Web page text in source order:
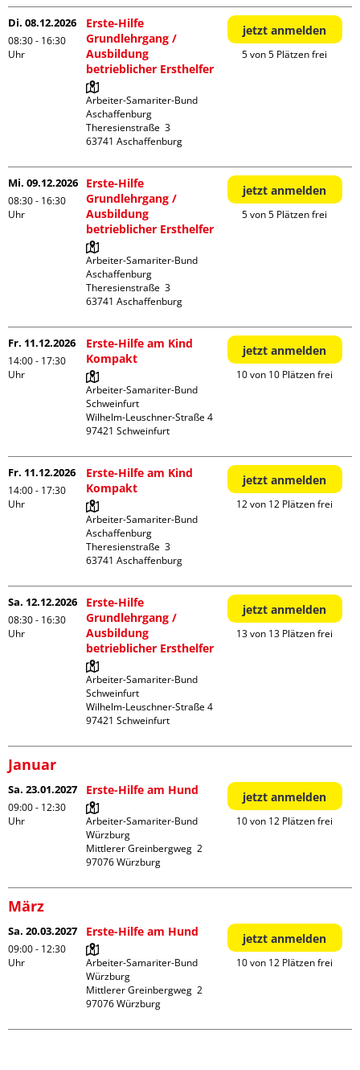
Di. 08.12.2026
08:30 - 16:30
Uhr
Erste-Hilfe
Grundlehrgang /
Ausbildung
betrieblicher Ersthelfer
Arbeiter-Samariter-Bund
Aschaffenburg
Theresienstraße  3
jetzt anmelden
5 von 5 Plätzen frei
Mi. 09.12.2026
08:30 - 16:30
Uhr
Erste-Hilfe
Grundlehrgang /
Ausbildung
betrieblicher Ersthelfer
Arbeiter-Samariter-Bund
Aschaffenburg
Theresienstraße  3
jetzt anmelden
5 von 5 Plätzen frei
Fr. 11.12.2026
14:00 - 17:30
Uhr
Erste-Hilfe am Kind
Kompakt
Arbeiter-Samariter-Bund
Schweinfurt
Wilhelm-Leuschner-Straße 4
jetzt anmelden
10 von 10 Plätzen frei
Fr. 11.12.2026
14:00 - 17:30
Uhr
Erste-Hilfe am Kind
Kompakt
Arbeiter-Samariter-Bund
Aschaffenburg
Theresienstraße  3
jetzt anmelden
12 von 12 Plätzen frei
Sa. 12.12.2026
08:30 - 16:30
Uhr
Erste-Hilfe
Grundlehrgang /
Ausbildung
betrieblicher Ersthelfer
Arbeiter-Samariter-Bund
Schweinfurt
Wilhelm-Leuschner-Straße 4
jetzt anmelden
13 von 13 Plätzen frei
Januar
Sa. 23.01.2027
09:00 - 12:30
Uhr
Erste-Hilfe am Hund
Arbeiter-Samariter-Bund
Würzburg
Mittlerer Greinbergweg  2
jetzt anmelden
10 von 12 Plätzen frei
März
Sa. 20.03.2027
09:00 - 12:30
Uhr
Erste-Hilfe am Hund
Arbeiter-Samariter-Bund
Würzburg
Mittlerer Greinbergweg  2
jetzt anmelden
10 von 12 Plätzen frei